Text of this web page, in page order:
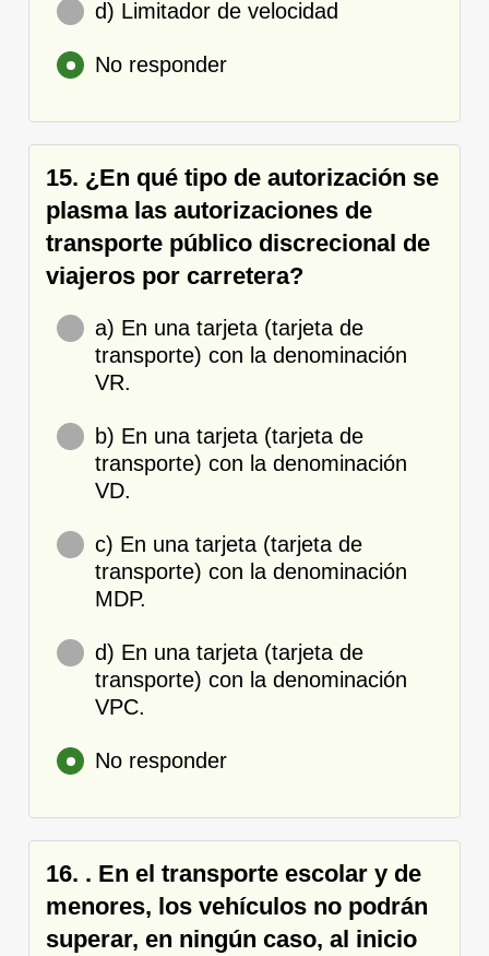
d) Limitador de velocidad
No responder
15. ¿En qué tipo de autorización se
plasma las autorizaciones de
transporte público discrecional de
viajeros por carretera?
a) En una tarjeta (tarjeta de
transporte) con la denominación
VR.
b) En una tarjeta (tarjeta de
transporte) con la denominación
VD.
c) En una tarjeta (tarjeta de
transporte) con la denominación
MDP.
d) En una tarjeta (tarjeta de
transporte) con la denominación
VPC.
No responder
16. . En el transporte escolar y de
menores, los vehículos no podrán
superar, en ningún caso, al inicio